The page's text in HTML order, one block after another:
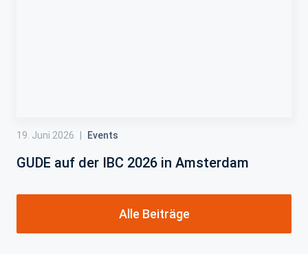
19. Juni 2026 Events
GUDE auf der IBC 2026 in Amsterdam
Alle Beiträge